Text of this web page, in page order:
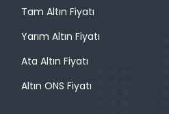
Tam Altın Fiyatı
Yarım Altın Fiyatı
Ata Altın Fiyatı
Altın ONS Fiyatı